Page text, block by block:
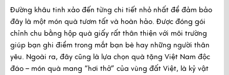
Đường khâu tinh xảo đến từng chi tiết nhỏ nhất để đảm bảo
đây là một món quà tươm tất và hoàn hảo. Được đóng gói
chỉnh chu bằng hộp quà giấy rất thân thiện với môi trường
giúp bạn ghi điểm trong mắt bạn bè hay những người thân
yêu. Ngoài ra, đây cũng là lựa chọn quà tặng Việt Nam độc
đáo – món quà mang “hơi thở” của vùng đất Việt, là kỷ vật